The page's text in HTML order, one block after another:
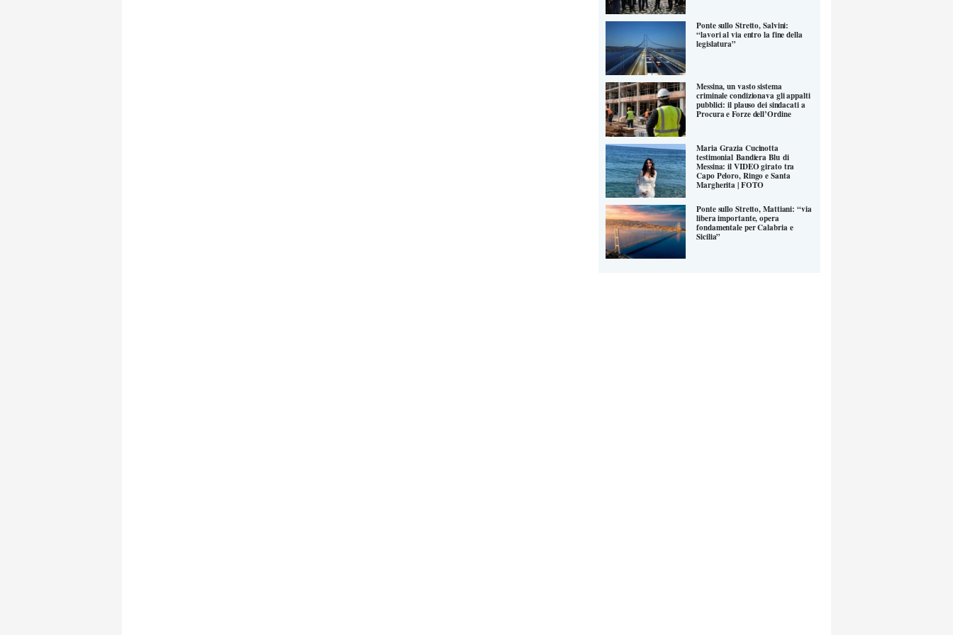
Ponte sullo Stretto, Salvini:
“lavori al via entro la fine della
legislatura”
Messina, un vasto sistema
criminale condizionava gli appalti
pubblici: il plauso dei sindacati a
Procura e Forze dell’Ordine
Maria Grazia Cucinotta
testimonial Bandiera Blu di
Messina: il VIDEO girato tra
Capo Peloro, Ringo e Santa
Margherita | FOTO
Ponte sullo Stretto, Mattiani: “via
libera importante, opera
fondamentale per Calabria e
Sicilia”